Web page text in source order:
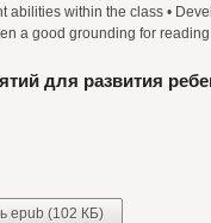
abilities within the class •
a good grounding for
для развития
epub (102 КБ)